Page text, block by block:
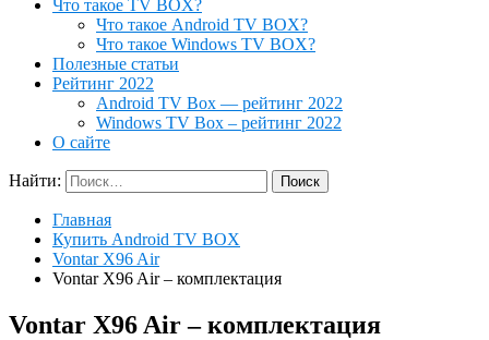
Что такое TV BOX?
Что такое Android TV BOX?
Что такое Windows TV BOX?
Полезные статьи
Рейтинг 2022
Android TV Box — рейтинг 2022
Windows TV Box – рейтинг 2022
О сайте
Найти:
Главная
Купить Android TV BOX
Vontar X96 Air
Vontar X96 Air – комплектация
Vontar X96 Air – комплектация